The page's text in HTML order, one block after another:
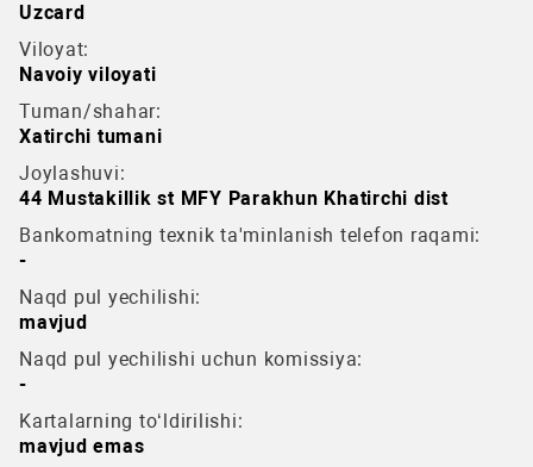
Uzcard
Viloyat:
Navoiy viloyati
Tuman/shahar:
Xatirchi tumani
Joylashuvi:
44 Mustakillik st MFY Parakhun Khatirchi dist
Bankomatning texnik ta'minlanish telefon raqami:
-
Naqd pul yechilishi:
mavjud
Naqd pul yechilishi uchun komissiya:
-
Kartalarning to‘ldirilishi:
mavjud emas